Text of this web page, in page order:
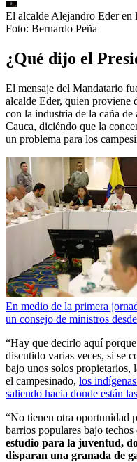
El alcalde Alejandro Eder en
Foto: Bernardo Peña
¿Qué dijo el
El mensaje del Mandatario
alcalde Eder, quien proviene
con la industria de la caña
Cauca, diciéndo que la
un problema para los
En medio de la primera
un consejo de ministros
“Hay que decirlo aquí
discutido varias veces, si se
bajo unos solos propietarios,
el campesinado, los
saliendo hacia donde están
“No tienen otra oportunidad
barrios populares bajo techos
estudio para la juventud,
disparan una granada de